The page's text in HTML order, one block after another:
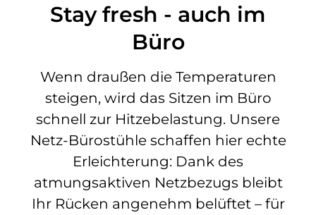
Stay fresh - auch im
Büro
Wenn draußen die Temperaturen
steigen, wird das Sitzen im Büro
schnell zur Hitzebelastung. Unsere
Netz-Bürostühle schaffen hier echte
Erleichterung: Dank des
atmungsaktiven Netzbezugs bleibt
Ihr Rücken angenehm belüftet – für